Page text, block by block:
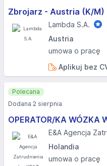
Zbrojarz - Austria (K/M)
Lambda S.A.
Austria
umowa o pracę
Aplikuj bez
OPERATOR/KA WÓZKA
E&A Agencja
Holandia
umowa o pracę
Polecana
Dodana 2 sierpnia